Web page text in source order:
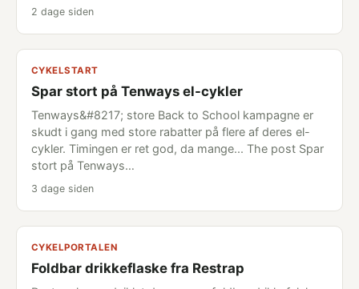
2 dage siden
CYKELSTART
Spar stort på Tenways el-cykler
Tenways&#8217; store Back to School kampagne er
skudt i gang med store rabatter på flere af deres el-
cykler. Timingen er ret god, da mange... The post Spar
stort på Tenways…
3 dage siden
CYKELPORTALEN
Foldbar drikkeflaske fra Restrap